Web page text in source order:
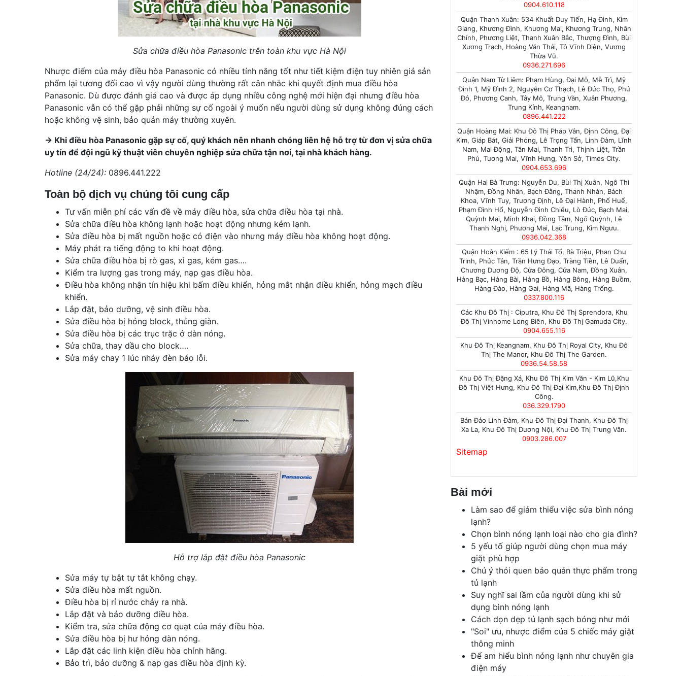
Sửa chữa điều hòa Panasonic trên toàn khu vực Hà Nội
Nhược điểm của máy điều hòa Panasonic có nhiều tính năng tốt như tiết kiệm điện tuy nhiên giá sản
phẩm lại tương đối cao vì vậy người dùng thường rất cân nhắc khi quyết định mua điều hòa
Panasonic. Dù được đánh giá cao và được áp dụng nhiều công nghệ mới hiện đại nhưng điều hòa
Panasonic vẫn có thể gặp phải những sự cố ngoài ý muốn nếu người dùng sử dụng không đúng cách
hoặc không vệ sinh, bảo quản máy thường xuyên.
-> Khi điều hòa Panasonic gặp sự cố, quý khách nên nhanh chóng liên hệ hỗ trợ từ đơn vị sửa chữa
uy tín để đội ngũ kỹ thuật viên chuyên nghiệp sửa chữa tận nơi, tại nhà khách hàng.
Hotline (24/24): 0896.441.222
Toàn bộ dịch vụ chúng tôi cung cấp
Tư vấn miễn phí các vấn đề về máy điều hòa, sửa chữa điều hòa tại nhà.
Sửa chữa điều hòa không lạnh hoặc hoạt động nhưng kém lạnh.
Sửa điều hòa bị mất nguồn hoặc có điện vào nhưng máy điều hòa không hoạt động.
Máy phát ra tiếng động to khi hoạt động.
Sửa chữa điều hòa bị rò gas, xì gas, kém gas….
Kiểm tra lượng gas trong máy, nạp gas điều hòa.
Điều hòa không nhận tín hiệu khi bấm điều khiển, hỏng mắt nhận điều khiển, hỏng mạch điều
khiển.
Lắp đặt, bảo dưỡng, vệ sinh điều hòa.
Sửa điều hòa bị hỏng block, thủng giàn.
Sửa điều hòa bị các trục trặc ở dàn nóng.
Sửa chữa, thay dầu cho block….
Sửa máy chay 1 lúc nháy đèn báo lỗi.
Hỗ trợ lắp đặt điều hòa Panasonic
Sửa máy tự bật tự tắt không chạy.
Sửa điều hòa mất nguồn.
Điều hòa bị rỉ nước chảy ra nhà.
Lắp đặt và bảo dưỡng điều hòa.
Kiểm tra, sửa chữa động cơ quạt của máy điều hòa.
Sửa điều hòa bị hư hỏng dàn nóng.
Lắp đặt các linh kiện điều hòa chính hãng.
Bảo trì, bảo dưỡng & nạp gas điều hòa định kỳ.
0904.610.118
Quận Thanh Xuân: 534 Khuất Duy Tiến, Hạ Đình, Kim
Giang, Khương Đình, Khương Mai, Khương Trung, Nhân
Chính, Phương Liệt, Thanh Xuân Bắc, Thượng Đình, Bùi
Xương Trạch, Hoàng Văn Thái, Tô Vĩnh Diện, Vương
Thừa Vũ.
0936.271.696
Quận Nam Từ Liêm: Phạm Hùng, Đại Mỗ, Mễ Trì, Mỹ
Đình 1, Mỹ Đình 2, Nguyễn Cơ Thạch, Lê Đức Thọ, Phú
Đô, Phương Canh, Tây Mỗ, Trung Văn, Xuân Phương,
Trung Kính, Keangnam.
0896.441.222
Quận Hoàng Mai: Khu Đô Thị Pháp Vân, Định Công, Đại
Kim, Giáp Bát, Giải Phóng, Lê Trọng Tấn, Linh Đàm, Lĩnh
Nam, Mai Động, Tân Mai, Thanh Trì, Thịnh Liệt, Trần
Phú, Tương Mai, Vĩnh Hưng, Yên Sở, Times City.
0904.653.696
Quận Hai Bà Trưng: Nguyễn Du, Bùi Thị Xuân, Ngô Thì
Nhậm, Đồng Nhân, Bạch Đằng, Thanh Nhàn, Bách
Khoa, Vĩnh Tuy, Trương Định, Lê Đại Hành, Phố Huế,
Phạm Đình Hổ, Nguyễn Đình Chiểu, Lò Đúc, Bạch Mai,
Quỳnh Mai, Minh Khai, Đồng Tâm, Ngõ Quỳnh, Lê
Thanh Nghị, Phương Mai, Lạc Trung, Kim Ngưu.
0936.042.368
Quận Hoàn Kiếm : 65 Lý Thái Tổ, Bà Triệu, Phan Chu
Trinh, Phúc Tân, Trần Hưng Đạo, Tràng Tiền, Lê Duẩn,
Chương Dương Độ, Cửa Đông, Cửa Nam, Đồng Xuân,
Hàng Bạc, Hàng Bài, Hàng Bồ, Hàng Bông, Hàng Buồm,
Hàng Đào, Hàng Gai, Hàng Mã, Hàng Trống.
0337.800.116
Các Khu Đô Thị : Ciputra, Khu Đô Thị Sprendora, Khu
Đô Thị Vinhome Long Biên, Khu Đô Thị Gamuda City.
0904.655.116
Khu Đô Thị Keangnam, Khu Đô Thị Royal City, Khu Đô
Thị The Manor, Khu Đô Thị The Garden.
0936.54.58.58
Khu Đô Thị Đặng Xá, Khu Đô Thị Kim Văn - Kim Lũ,Khu
Đô Thị Việt Hưng, Khu Đô Thị Đại Kim,Khu Đô Thị Định
Công.
036.329.1790
Bán Đảo Linh Đàm, Khu Đô Thị Đại Thanh, Khu Đô Thị
Xa La, Khu Đô Thị Dương Nội, Khu Đô Thị Trung Văn.
0903.286.007
Sitemap
Bài mới
Làm sao để giảm thiểu việc sửa bình nóng
lạnh?
Chọn bình nóng lạnh loại nào cho gia đình?
5 yếu tố giúp người dùng chọn mua máy
giặt phù hợp
Chú ý thói quen bảo quản thực phẩm trong
tủ lạnh
Suy nghĩ sai lầm của người dùng khi sử
dụng bình nóng lạnh
Cách dọn dẹp tủ lạnh sạch bóng như mới
"Soi" ưu, nhược điểm của 5 chiếc máy giặt
thông minh
Để am hiểu bình nóng lạnh như chuyên gia
điện máy